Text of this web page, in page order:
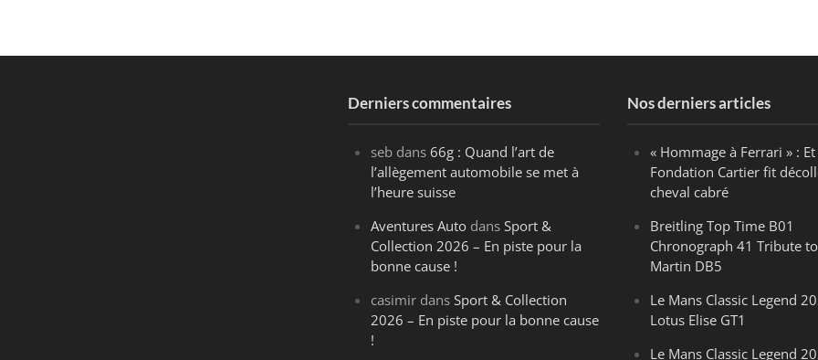
Derniers commentaires
seb dans66g : Quand l’art de
l’allègement automobile se met à
l’heure suisse
Aventures Auto dansSport &
Collection 2026 – En piste pour la
bonne cause !
casimir dansSport & Collection
2026 – En piste pour la bonne cause
!
Nos derniers articles
« Hommage à Ferrari » : Et
Fondation Cartier fit
cheval cabré
Breitling Top Time B01
Chronograph 41 Tribute
Martin DB5
Le Mans Classic Legend
Lotus Elise GT1
Le Mans Classic Legend